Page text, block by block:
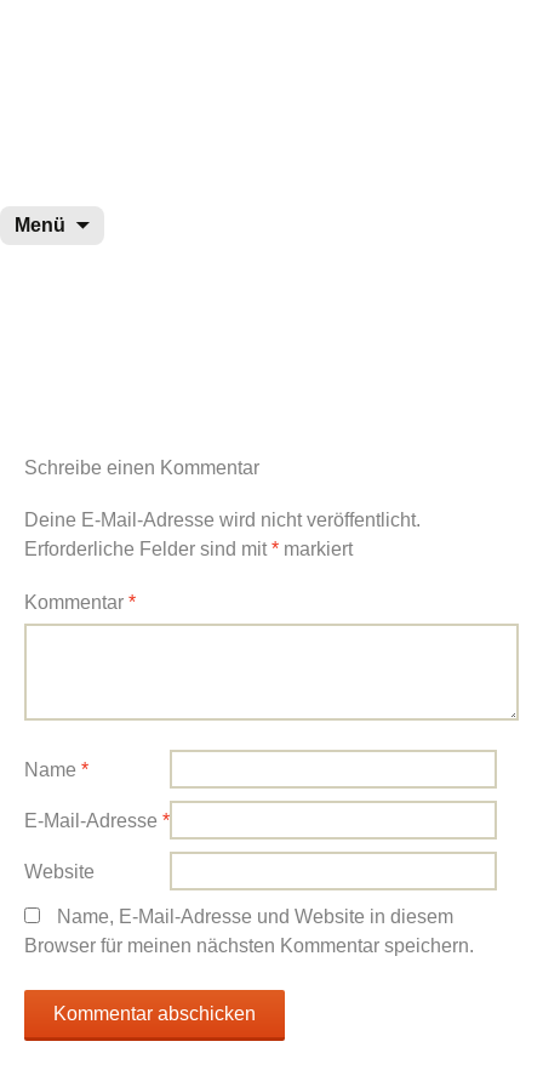
Menü
Schreibe einen Kommentar
Deine E-Mail-Adresse wird nicht veröffentlicht.
Erforderliche Felder sind mit* markiert
Kommentar *
Name *
E-Mail-Adresse *
Website
Name, E-Mail-Adresse und Website in diesem
Browser für meinen nächsten Kommentar speichern.